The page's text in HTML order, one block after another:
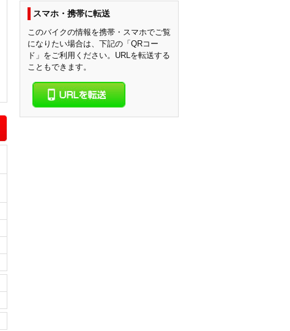
スマホ・携帯に転送
このバイクの情報を携帯・スマホでご覧
になりたい場合は、下記の「QRコー
ド」をご利用ください。URLを転送する
こともできます。